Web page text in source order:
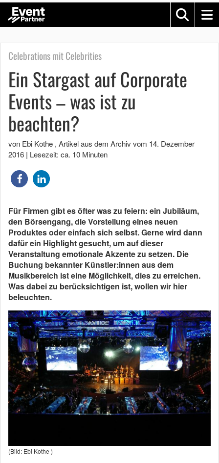
Celebrations mit Celebrities
Ein Stargast auf Corporate
Events – was ist zu
beachten?
von Ebi Kothe , Artikel aus dem Archiv vom 14. Dezember
2016 | Lesezeit: ca. 10 Minuten
Für Firmen gibt es öfter was zu feiern: ein Jubiläum,
den Börsengang, die Vorstellung eines neuen
Produktes oder einfach sich selbst. Gerne wird dann
dafür ein Highlight gesucht, um auf dieser
Veranstaltung emotionale Akzente zu setzen. Die
Buchung bekannter Künstler:innen aus dem
Musikbereich ist eine Möglichkeit, dies zu erreichen.
Was dabei zu berücksichtigen ist, wollen wir hier
beleuchten.
(Bild: Ebi Kothe )